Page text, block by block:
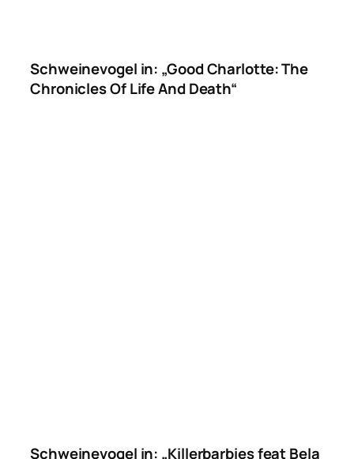
Schweinevogel in: „Good Charlotte: The
Chronicles Of Life And Death“
Schweinevogel in: „Killerbarbies feat Bela